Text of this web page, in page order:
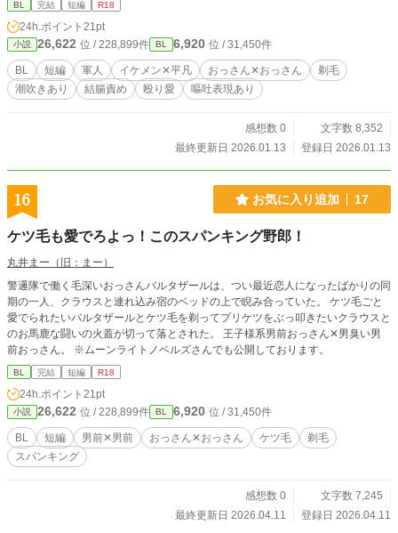
BL 完結 短編 R18
24h.ポイント 21pt
小説 26,622 位 / 228,899件 BL 6,920 位 / 31,450件
BL 短編 軍人 イケメン✕平凡 おっさん✕おっさん
剃毛
潮吹きあり
結腸責め 殴り愛 嘔吐表現あり
感想数 0
文字数 8,352
最終更新日 2026.01.13
登録日 2026.01.13
16 お気に入り追加 17
ケツ毛も愛でろよっ！このスパンキング野郎！
丸井まー（旧：まー）
警邏隊で働く毛深いおっさんバルタザールは、つい最近恋人になったばかりの同
期の一人、クラウスと連れ込み宿のベッドの上で睨み合っていた。 ケツ毛ごと
愛でられたいバルタザールとケツ毛を剃ってプリケツをぶっ叩きたいクラウスと
のお馬鹿な闘いの火蓋が切って落とされた。 王子様系男前おっさん✕男臭い男
前おっさん。 ※ムーンライトノベルズさんでも公開しております。
BL 完結 短編 R18
24h.ポイント 21pt
小説 26,622 位 / 228,899件 BL 6,920 位 / 31,450件
BL 短編 男前✕男前 おっさん✕おっさん ケツ毛
剃毛
スパンキング
感想数 0
文字数 7,245
最終更新日 2026.04.11
登録日 2026.04.11